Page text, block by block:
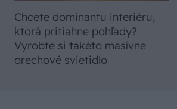
Chcete dominantu interiéru,
ktorá pritiahne pohľady?
Vyrobte si takéto masívne
orechové svietidlo